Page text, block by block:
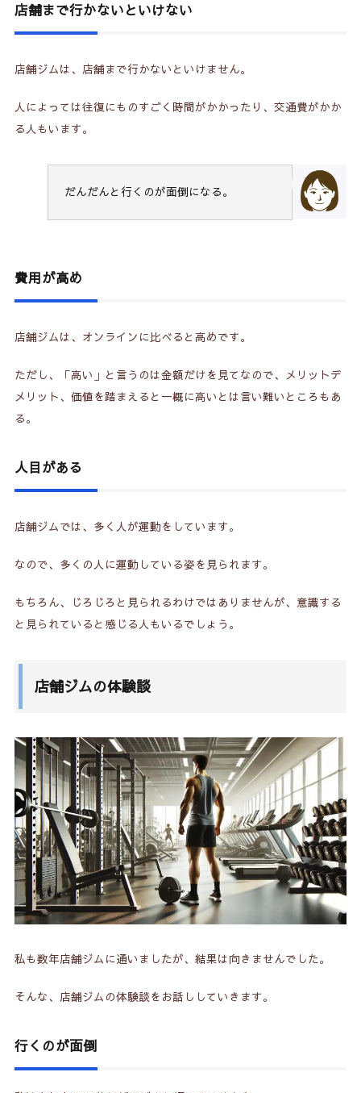
店舗まで行かないといけない
店舗ジムは、店舗まで行かないといけません。
人によっては往復にものすごく時間がかかったり、交通費がかか
る人もいます。
だんだんと行くのが面倒になる。
費用が高め
店舗ジムは、オンラインに比べると高めです。
ただし、「高い」と言うのは金額だけを見てなので、メリットデ
メリット、価値を踏まえると一概に高いとは言い難いところもあ
る。
人目がある
店舗ジムでは、多く人が運動をしています。
なので、多くの人に運動している姿を見られます。
もちろん、じろじろと見られるわけではありませんが、意識する
と見られていると感じる人もいるでしょう。
店舗ジムの体験談
私も数年店舗ジムに通いましたが、結果は向きませんでした。
そんな、店舗ジムの体験談をお話ししていきます。
行くのが面倒